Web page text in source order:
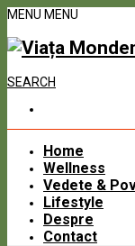
MENU MENU
SEARCH
Home
Wellness
Vedete &
Lifestyle
Despre
Contact